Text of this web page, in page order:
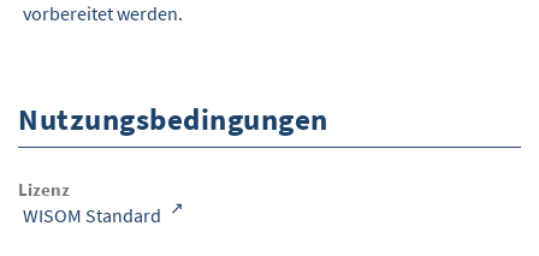
vorbereitet werden.
Nutzungsbedingungen
Lizenz
WISOM Standard